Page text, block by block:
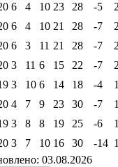
6 4 10 23 28 -5
6 4 10 21 28 -7
6 3 11 21 28 -7
3 11 6 15 22 -7
3 10 6 14 18 -4
4 7 9 23 30 -7
3 8 8 19 25 -6
3 7 10 16 30 -14
03.08.2026